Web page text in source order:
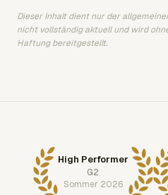
Dieser Inhalt dient nur der
nicht vollständig aktuell und wird
Haftung bereitgestellt.
High Performer
G2
Sommer 2026